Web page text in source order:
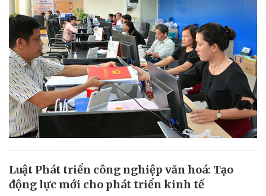
Luật Phát triển công nghiệp văn hoá: Tạo
động lực mới cho phát triển kinh tế